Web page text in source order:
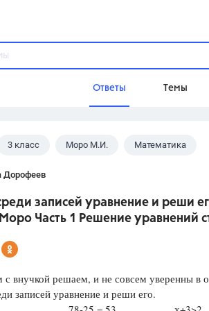
Ответы Темы
Домашнее
Школа
3 класс Моро М.И. Математика
записей уравнение и реши
Моро Часть 1 Решение уравнений
с внучкой решаем, и не совсем уверенны в
записей уравнение и реши его.